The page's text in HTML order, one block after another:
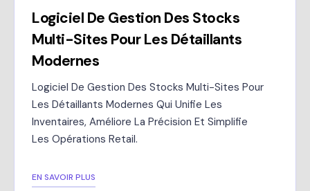
Logiciel De Gestion Des Stocks
Multi-Sites Pour Les Détaillants
Modernes
Logiciel De Gestion Des Stocks Multi-Sites Pour
Les Détaillants Modernes Qui Unifie Les
Inventaires, Améliore La Précision Et Simplifie
Les Opérations Retail.
EN SAVOIR PLUS